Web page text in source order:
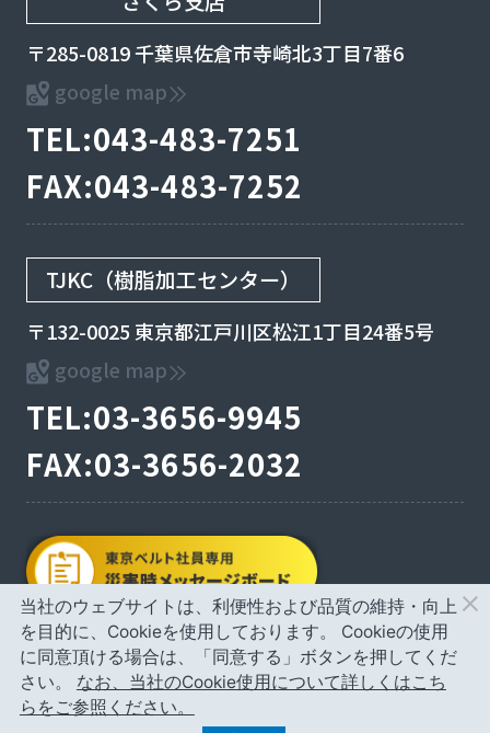
〒285-0819 千葉県佐倉市寺崎北3丁目7番6
google map
TEL:043-483-7251
FAX:043-483-7252
TJKC（樹脂加工センター）
〒132-0025 東京都江戸川区松江1丁目24番5号
google map
TEL:03-3656-9945
FAX:03-3656-2032
© TOKYO BELT CO.,LTD
当社のウェブサイトは、利便性および品質の維持・向上
を目的に、Cookieを使用しております。
Cookieの使用
に同意頂ける場合は、「同意する」ボタンを押してくだ
さい。
なお、当社のCookie使用について詳しくはこち
らをご参照ください。